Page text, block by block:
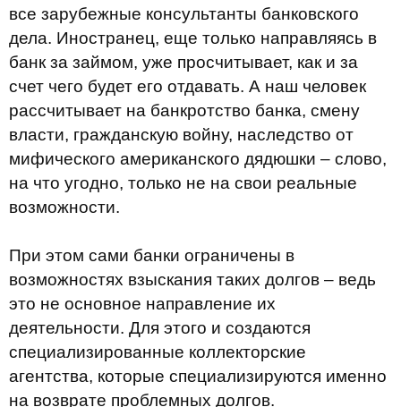
все зарубежные консультанты банковского
дела. Иностранец, еще только направляясь в
банк за займом, уже просчитывает, как и за
счет чего будет его отдавать. А наш человек
рассчитывает на банкротство банка, смену
власти, гражданскую войну, наследство от
мифического американского дядюшки – слово,
на что угодно, только не на свои реальные
возможности.
При этом сами банки ограничены в
возможностях взыскания таких долгов – ведь
это не основное направление их
деятельности. Для этого и создаются
специализированные коллекторские
агентства, которые специализируются именно
на возврате проблемных долгов.